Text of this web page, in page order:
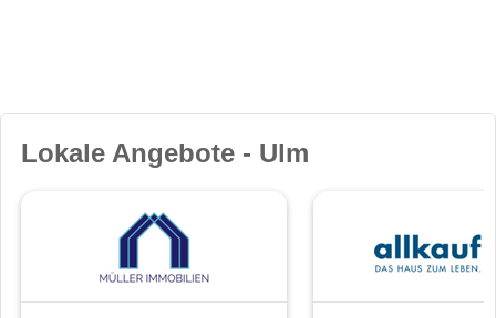
Lokale Angebote - Ulm